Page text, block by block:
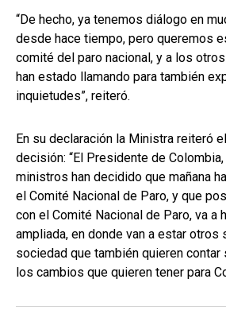
“De hecho, ya tenemos diálogo en
desde hace tiempo, pero queremos
comité del paro nacional, y a los
han estado llamando para también
inquietudes”, reiteró.
En su declaración la Ministra reiteró
decisión: “El Presidente de
ministros han decidido que mañana
el Comité Nacional de Paro, y que
con el Comité Nacional de Paro, va a
ampliada, en donde van a estar otros
sociedad que también quieren
los cambios que quieren tener para